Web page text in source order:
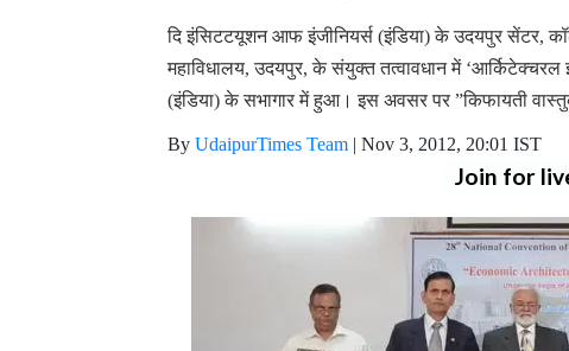
दि इंसिटटयूशन आफ इंजीनियर्स (इंडिया) के उदयपुर सेंटर,
महाविधालय, उदयपुर, के संयुक्त तत्वावधान में ‘आर्किटेक्चरल
(इंडिया) के सभागार में हुआ। इस अवसर पर ”किफायती
By UdaipurTimes Team | Nov 3, 2012, 20:01 IST
Join for